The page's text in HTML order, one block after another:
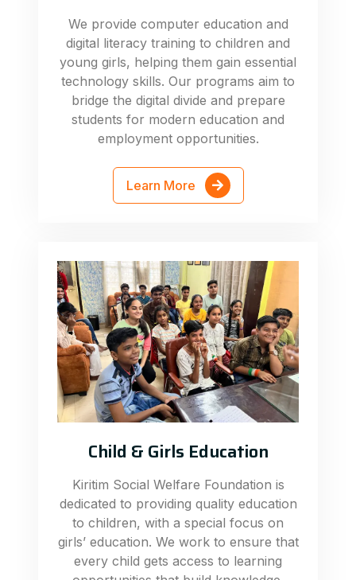
We provide computer education and
digital literacy training to children and
young girls, helping them gain essential
technology skills. Our programs aim to
bridge the digital divide and prepare
students for modern education and
employment opportunities.
Learn More
Child & Girls Education
Kiritim Social Welfare Foundation is
dedicated to providing quality education
to children, with a special focus on
girls’ education. We work to ensure that
every child gets access to learning